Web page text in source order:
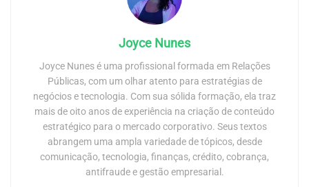
Joyce Nunes
Joyce Nunes é uma profissional formada em Relações
Públicas, com um olhar atento para estratégias de
negócios e tecnologia. Com sua sólida formação, ela traz
mais de oito anos de experiência na criação de conteúdo
estratégico para o mercado corporativo. Seus textos
abrangem uma ampla variedade de tópicos, desde
comunicação, tecnologia, finanças, crédito, cobrança,
antifraude e gestão empresarial.